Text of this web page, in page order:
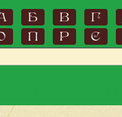
Б В
Г
П Р С